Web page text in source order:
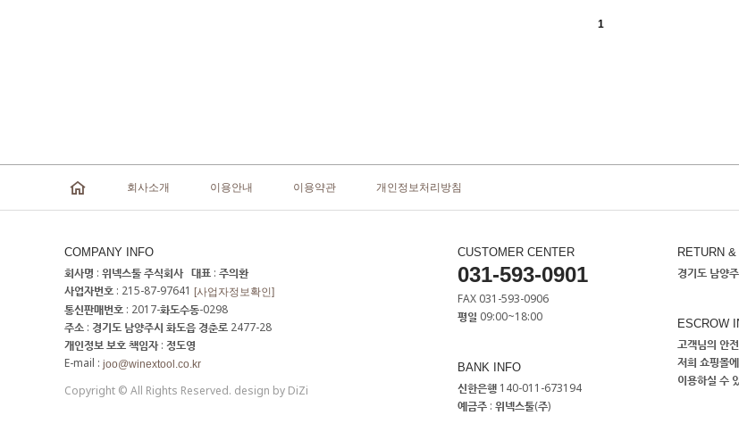
1
회사소개 이용안내 이용약관 개인정보처리방침
COMPANY INFO
회사명 : 위넥스툴 주식회사 대표 : 주의환
사업자번호 : 215-87-97641 [사업자정보확인]
통신판매번호 : 2017-화도수동-0298
주소 : 경기도 남양주시 화도읍 경춘로 2477-28
개인정보 보호 책임자 : 정도영
E-mail : joo@winextool.co.kr
Copyright © All Rights Reserved. design by DiZi
CUSTOMER CENTER
031-593-0901
FAX 031-593-0906
평일 09:00~18:00
BANK INFO
신한은행 140-011-673194
예금주 : 위넥스툴(주)
RETURN
경기도 남양
ESCROW
고객님의 안
저희 쇼핑몰
이용하실 수